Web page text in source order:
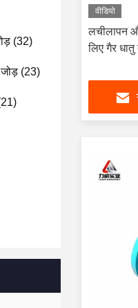
(32)
(23)
वीडियो
लचीलापन
लिए गैर